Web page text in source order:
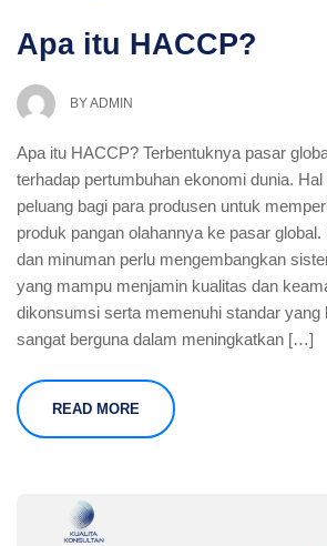
Apa itu HACCP?
BYADMIN
Apa itu HACCP? Terbentuknya pasar
terhadap pertumbuhan ekonomi dunia.
peluang bagi para produsen untuk
produk pangan olahannya ke pasar
dan minuman perlu mengembangkan
yang mampu menjamin kualitas dan
dikonsumsi serta memenuhi standar yang
sangat berguna dalam meningkatkan […]
READ MORE